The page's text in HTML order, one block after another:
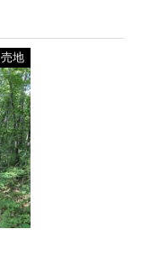
売地